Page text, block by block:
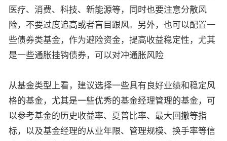
医疗、消费、科技、新能源等，同时也要注意分散风
险，不要过度追高或者盲目跟风。另外，也可以配置一
些债券类基金，作为避险资金，提高收益稳定性，尤其
是一些通胀挂钩债券，可以对冲通胀风险
从基金类型上看，建议选择一些具有良好业绩和稳定风
格的基金，尤其是一些优秀的基金经理管理的基金，可
以参考基金的历史收益率、夏普比率、最大回撤等指
标，以及基金经理的从业年限、管理规模、换手率等信